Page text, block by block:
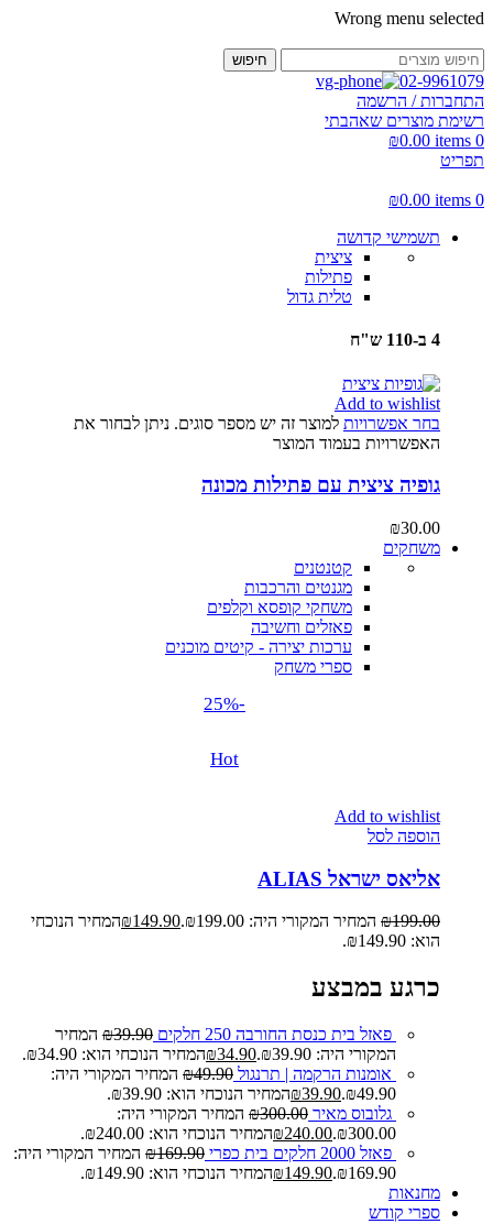
Wrong menu selected
חיפוש
02-9961079
התחברות / הרשמה
רשימת מוצרים שאהבתי
0
items
₪0.00
תפריט
0
items
₪0.00
תשמישי קדושה
ציצית
פתילות
טלית גדול
4 ב-110 ש"ח
Add to wishlist
בחר אפשרויות למוצר זה יש מספר סוגים. ניתן לבחור את
האפשרויות בעמוד המוצר
גופיה ציצית עם פתילות מכונה
₪30.00
משחקים
קטנטנים
מגנטים והרכבות
משחקי קופסא וקלפים
פאזלים וחשיבה
ערכות יצירה - קיטים מוכנים
ספרי משחק
-25%
Hot
Add to wishlist
הוספה לסל
אליאס ישראל ALIAS
₪199.00 המחיר המקורי היה: ₪199.00. ₪149.90
המחיר הנוכחי
הוא: ₪149.90.
כרגע במבצע
פאזל בית כנסת החורבה 250 חלקים ₪39.90
המחיר
המקורי היה: ₪39.90.
₪34.90
המחיר הנוכחי הוא: ₪34.90.
אומנות הרקמה | תרנגול
₪49.90
המחיר המקורי היה:
₪49.90.
₪39.90
המחיר הנוכחי הוא: ₪39.90.
גלובוס מאיר
₪300.00
המחיר המקורי היה:
₪300.00.
₪240.00
המחיר הנוכחי הוא: ₪240.00.
פאזל 2000 חלקים בית כפרי
₪169.90
המחיר המקורי היה:
₪169.90.
₪149.90
המחיר הנוכחי הוא: ₪149.90.
מחנאות
ספרי קודש